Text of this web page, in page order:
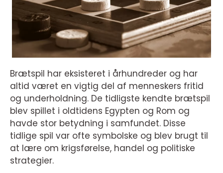
Brætspil har eksisteret i århundreder og har
altid været en vigtig del af menneskers fritid
og underholdning. De tidligste kendte brætspil
blev spillet i oldtidens Egypten og Rom og
havde stor betydning i samfundet. Disse
tidlige spil var ofte symbolske og blev brugt til
at lære om krigsførelse, handel og politiske
strategier.